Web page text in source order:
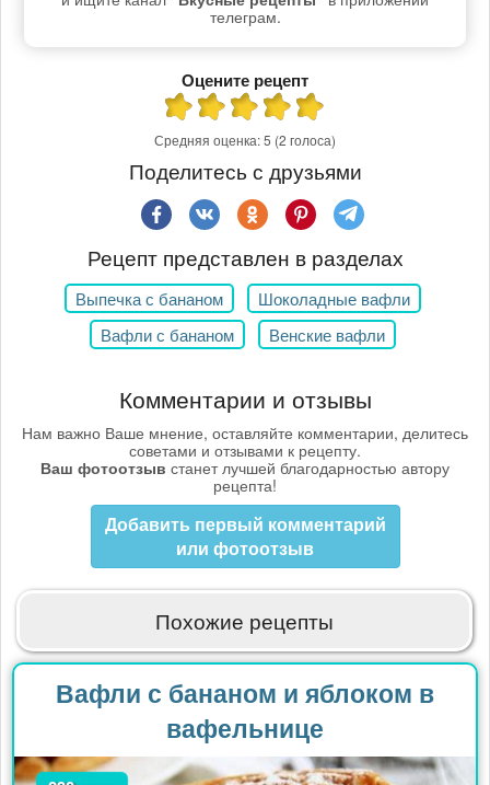
телеграм.
Оцените рецепт
Средняя оценка:5 (2 голоса)
Поделитесь с друзьями
Рецепт представлен в разделах
Выпечка с бананом
Шоколадные вафли
Вафли с бананом
Венские вафли
Комментарии и отзывы
Нам важно Ваше мнение, оставляйте комментарии, делитесь
советами и отзывами к рецепту.
Ваш фотоотзыв станет лучшей благодарностью автору
рецепта!
Добавить первый комментарий
или фотоотзыв
Похожие рецепты
Вафли с бананом и яблоком в
вафельнице